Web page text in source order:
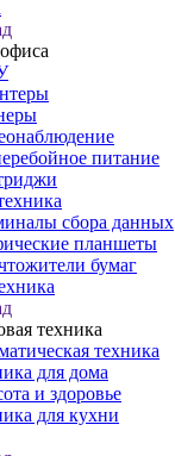
питание
сбора данных
планшеты
бумаг
техника
техника
для дома
и здоровье
для кухни